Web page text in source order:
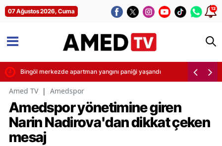
07 Ağustos 2026, Cuma 12
yaptı
Bingöl merkezde apartman yangını paniği yaşandı
Amed TV | Amedspor
Amedspor yönetimine giren
Narin Nadirova'dan dikkat çeken
mesaj